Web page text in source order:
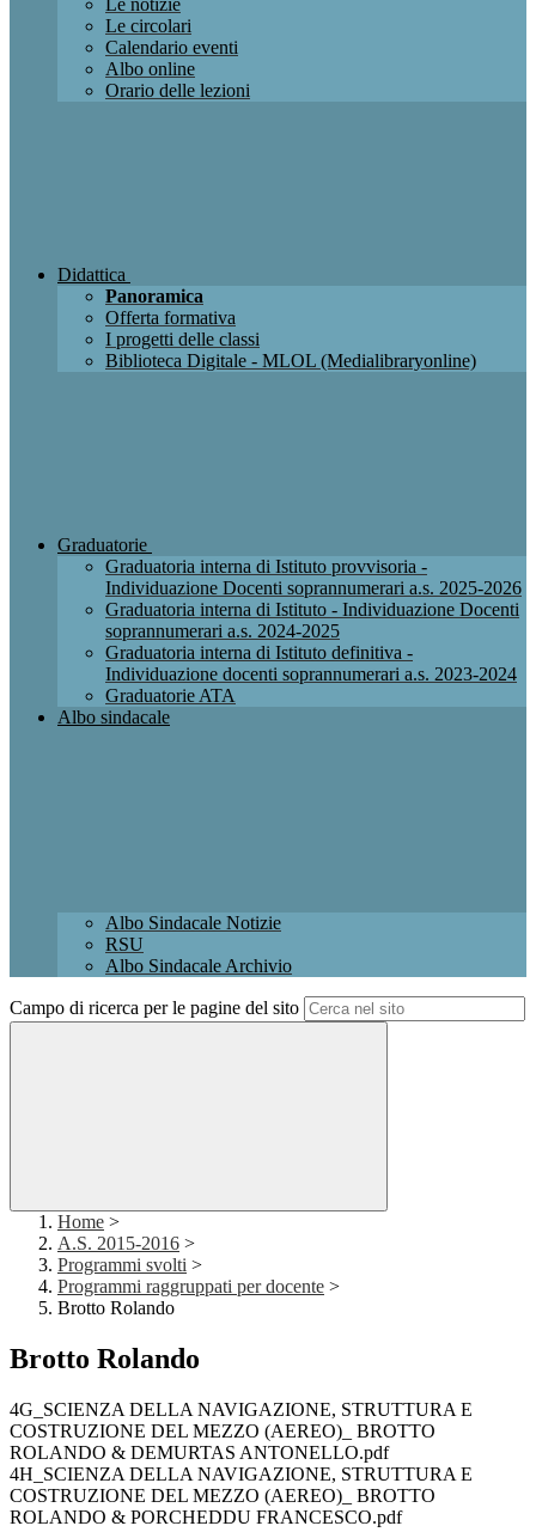
Le notizie
Le circolari
Calendario eventi
Albo online
Orario delle lezioni
Didattica
Panoramica
Offerta formativa
I progetti delle classi
Biblioteca Digitale - MLOL (Medialibraryonline)
Graduatorie
Graduatoria interna di Istituto provvisoria -
Individuazione Docenti soprannumerari a.s. 2025-2026
Graduatoria interna di Istituto - Individuazione Docenti
soprannumerari a.s. 2024-2025
Graduatoria interna di Istituto definitiva -
Individuazione docenti soprannumerari a.s. 2023-2024
Graduatorie ATA
Albo sindacale
Albo Sindacale Notizie
RSU
Albo Sindacale Archivio
Campo di ricerca per le pagine del sito
Home >
A.S. 2015-2016 >
Programmi svolti >
Programmi raggruppati per docente >
Brotto Rolando
Brotto Rolando
4G_SCIENZA DELLA NAVIGAZIONE, STRUTTURA E
COSTRUZIONE DEL MEZZO (AEREO)_ BROTTO
ROLANDO & DEMURTAS ANTONELLO.pdf
4H_SCIENZA DELLA NAVIGAZIONE, STRUTTURA E
COSTRUZIONE DEL MEZZO (AEREO)_ BROTTO
ROLANDO & PORCHEDDU FRANCESCO.pdf